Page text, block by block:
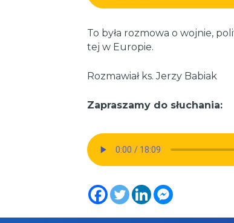
To była rozmowa o wojnie,
tej w Europie.
Rozmawiał ks. Jerzy Babiak
Zapraszamy do słuchania: